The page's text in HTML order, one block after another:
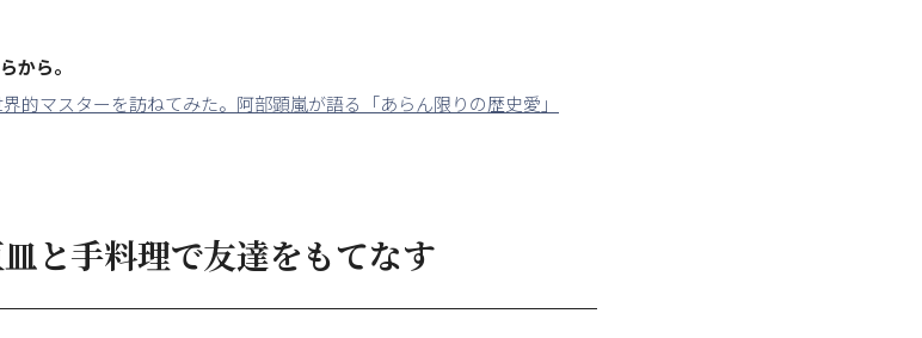
から。
的マスターを訪ねてみた。阿部顕嵐が語る「あらん限りの歴史愛」
と手料理で友達をもてなす